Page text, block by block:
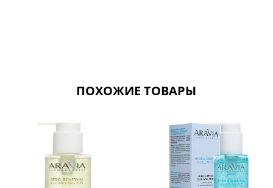
ПОХОЖИЕ ТОВАРЫ